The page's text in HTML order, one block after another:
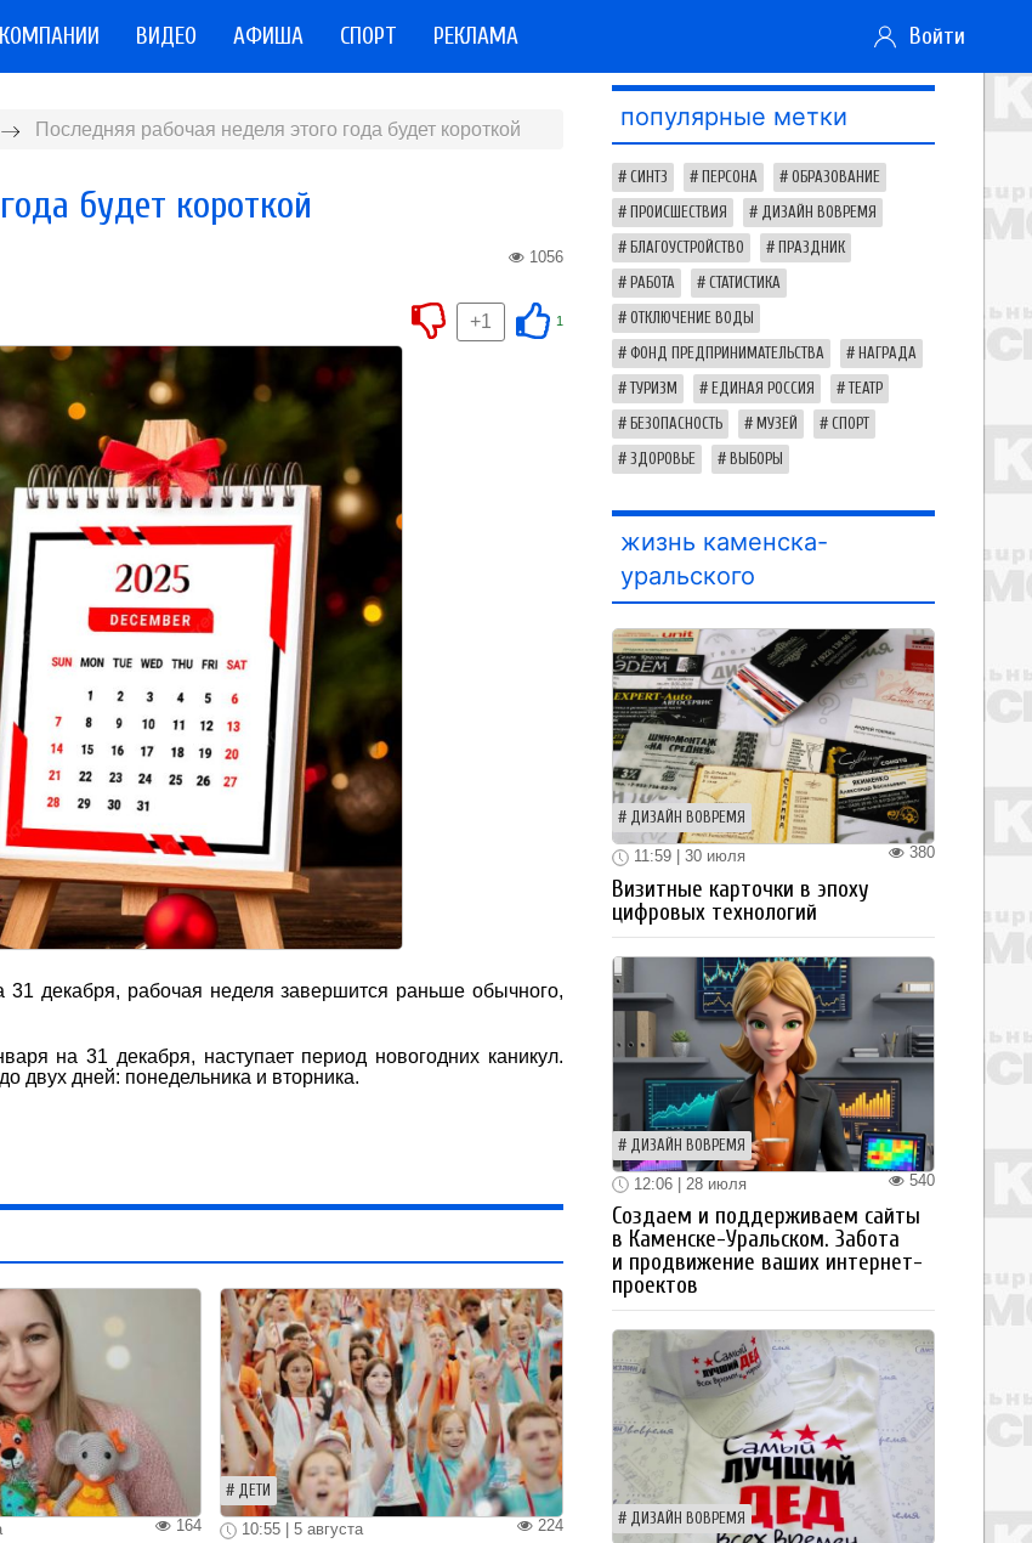
КОМПАНИИ ВИДЕО АФИША СПОРТ РЕКЛАМА Войти
Последняя рабочая неделя этого года будет короткой
будет короткой
1056
1
+1
декабря, рабочая неделя завершится раньше обычного,
на 31 декабря, наступает период новогодних каникул.
двух дней: понедельника и вторника.
164
ДЕТИ
224
10:55 | 5 августа
популярные метки
СИНТЗ ПЕРСОНА ОБРАЗОВАНИЕ
ПРОИСШЕСТВИЯ ДИЗАЙН ВОВРЕМЯ
БЛАГОУСТРОЙСТВО ПРАЗДНИК
РАБОТА СТАТИСТИКА
ОТКЛЮЧЕНИЕ ВОДЫ
ФОНД ПРЕДПРИНИМАТЕЛЬСТВА НАГРАДА
ТУРИЗМ ЕДИНАЯ РОССИЯ ТЕАТР
БЕЗОПАСНОСТЬ МУЗЕЙ СПОРТ
ЗДОРОВЬЕ ВЫБОРЫ
жизнь каменска-
уральского
ДИЗАЙН ВОВРЕМЯ
380
11:59 | 30 июля
Визитные карточки в эпоху
цифровых технологий
ДИЗАЙН ВОВРЕМЯ
540
12:06 | 28 июля
Создаем и поддерживаем сайты
в Каменске-Уральском. Забота
и продвижение ваших интернет-
проектов
ДИЗАЙН ВОВРЕМЯ